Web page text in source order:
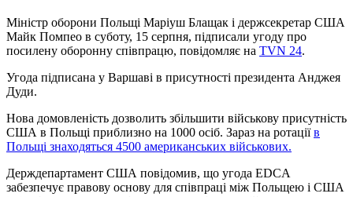
Міністр оборони Польщі Маріуш Блащак і держсекретар США
Майк Помпео в суботу, 15 серпня, підписали угоду про
посилену оборонну співпрацю, повідомляє на TVN 24.
Угода підписана у Варшаві в присутності президента Анджея
Дуди.
Нова домовленість дозволить збільшити військову присутність
США в Польщі приблизно на 1000 осіб. Зараз на ротаціїв
Польщі знаходяться 4500 американських військових.
Держдепартамент США повідомив, що угода EDCA
забезпечує правову основу для співпраці між Польщею і США